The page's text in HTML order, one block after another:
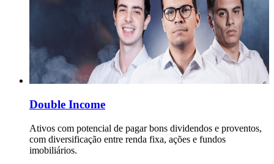
Double Income
Ativos com potencial de pagar bons dividendos e proventos,
com diversificação entre renda fixa, ações e fundos
imobiliários.